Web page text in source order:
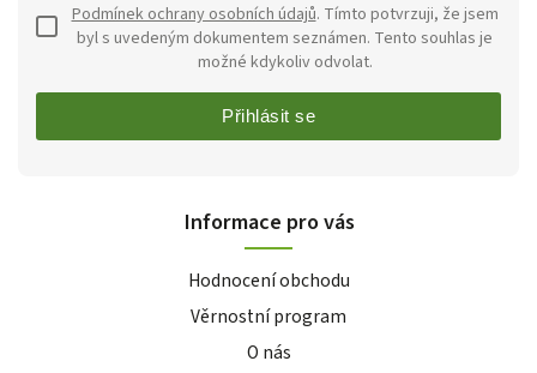
Podmínek ochrany osobních údajů. Tímto potvrzuji, že jsem
byl s uvedeným dokumentem seznámen. Tento souhlas je
možné kdykoliv odvolat.
Přihlásit se
Informace pro vás
Hodnocení obchodu
Věrnostní program
O nás